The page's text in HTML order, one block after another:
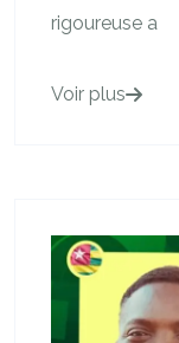
rigoureuse a
Voir plus